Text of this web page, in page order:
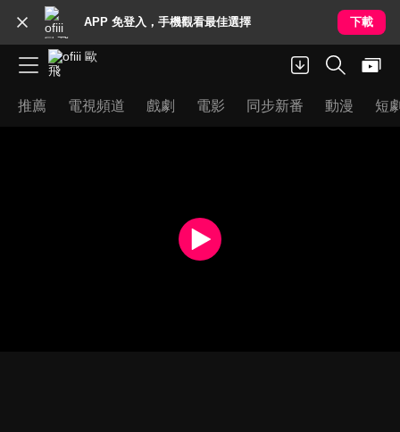
APP 免登入，手機觀看最佳選擇 下載
推薦 電視頻道 戲劇 電影 同步新番 動漫 短